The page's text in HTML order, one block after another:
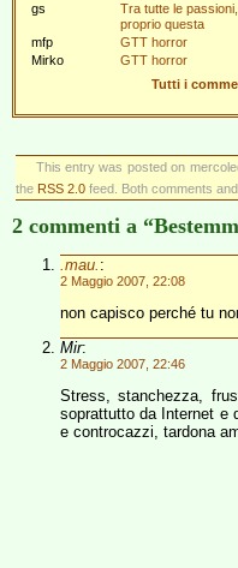
gs
Tra tutte le passioni,
proprio questa
mfp
GTT horror
Mirko
GTT horror
Tutti i
This entry was posted on
the RSS 2.0 feed. Both comments
2 commenti a
.mau. :
2 Maggio 2007, 22:08
non capisco perché tu
Mir:
2 Maggio 2007, 22:46
Stress, stanchezza,
soprattutto da Internet e
e controcazzi, tardona